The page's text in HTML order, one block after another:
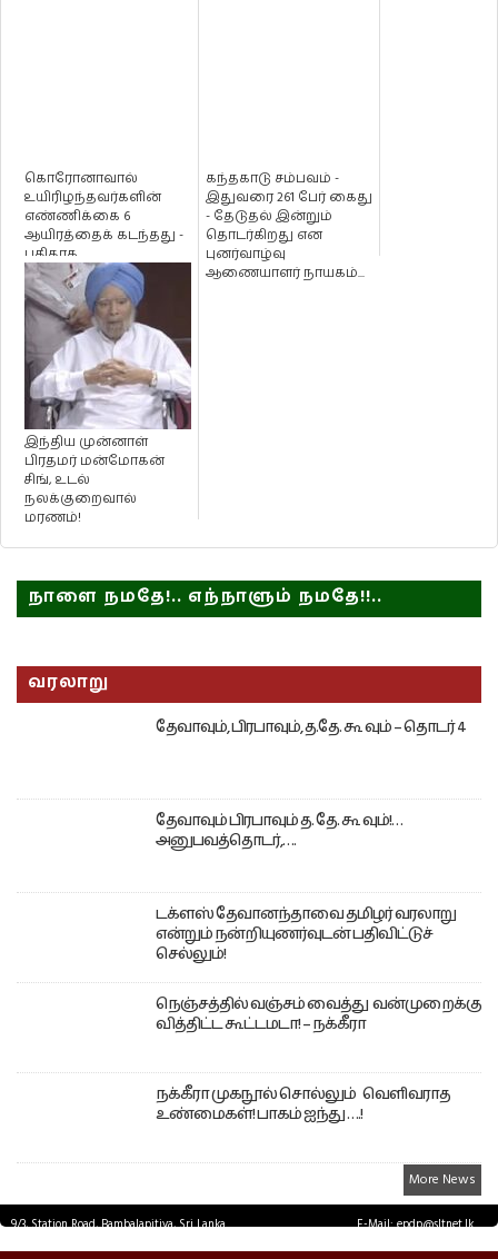
கொரோனாவால்
உயிரிழந்தவர்களின்
எண்ணிக்கை 6
ஆயிரத்தைக் கடந்தது -
புதிதாக
மூவாயிரத்துக்கும்
மேற்பட்ட நோய...
கந்தகாடு சம்பவம் -
இதுவரை 261 பேர் கைது
- தேடுதல் இன்றும்
தொடர்கிறது என
புனர்வாழ்வு
ஆணையாளர் நாயகம்...
இந்திய முன்னாள்
பிரதமர் மன்மோகன்
சிங், உடல்
நலக்குறைவால்
மரணம்!
நாளை நமதே!.. எந்நாளும் நமதே!!..
வரலாறு
தேவாவும், பிரபாவும், த.தே. கூ வும் – தொடர் 4
தேவாவும் பிரபாவும் த. தே. கூ வும்!…
அனுபவத்தொடர்,….
டக்ளஸ் தேவானந்தாவை தமிழர் வரலாறு
என்றும் நன்றியுணர்வுடன் பதிவிட்டுச்
செல்லும்!
நெஞ்சத்தில் வஞ்சம் வைத்து வன்முறைக்கு
வித்திட்ட கூட்டமடா! – நக்கீரா
நக்கீரா முகநூல் சொல்லும் வெளிவராத
உண்மைகள்! பாகம் ஐந்து ….!
More News
9/3, Station Road, Bambalapitiya, Sri Lanka.
E-Mail: epdp@sltnet.lk